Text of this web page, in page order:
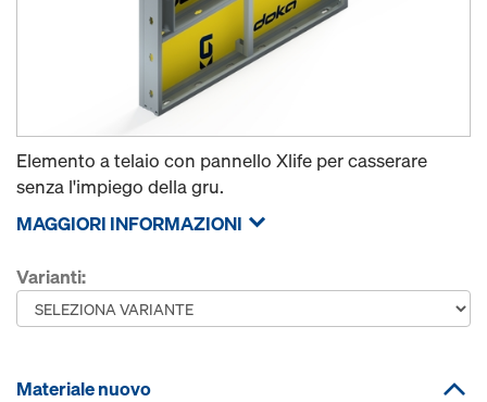
Elemento a telaio con pannello Xlife per casserare
senza l'impiego della gru.
MAGGIORI INFORMAZIONI
Varianti:
Materiale nuovo